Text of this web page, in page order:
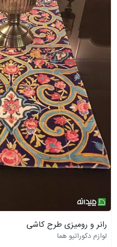
رانر و رومیزی طرح کاشی
لوازم دکوراتیو هما